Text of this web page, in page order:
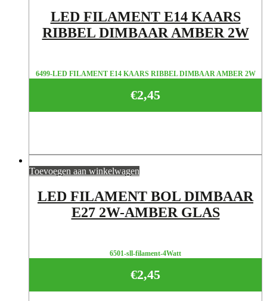
LED FILAMENT E14 KAARS
RIBBEL DIMBAAR AMBER 2W
6499-LED FILAMENT E14 KAARS RIBBEL DIMBAAR AMBER 2W
€2,45
Toevoegen aan winkelwagen
LED FILAMENT BOL DIMBAAR
E27 2W-AMBER GLAS
6501-sll-filament-4Watt
€2,45